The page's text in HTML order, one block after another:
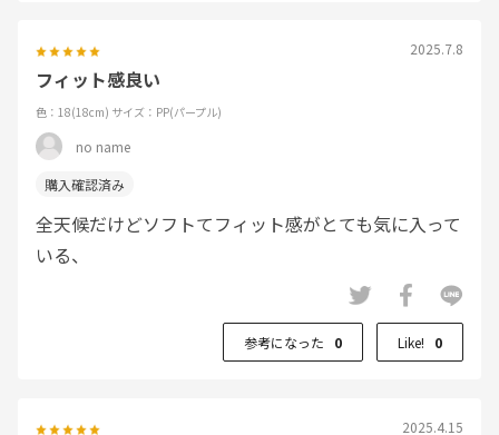
2025.7.8
フィット感良い
色：18(18cm) サイズ：PP(パープル)
no name
全天候だけどソフトてフィット感がとても気に入って
いる、
参考になった 0 Like! 0
2025.4.15